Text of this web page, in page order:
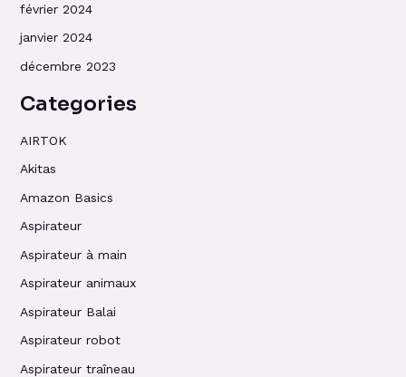
février 2024
janvier 2024
décembre 2023
Categories
AIRTOK
Akitas
Amazon Basics
Aspirateur
Aspirateur à main
Aspirateur animaux
Aspirateur Balai
Aspirateur robot
Aspirateur traîneau